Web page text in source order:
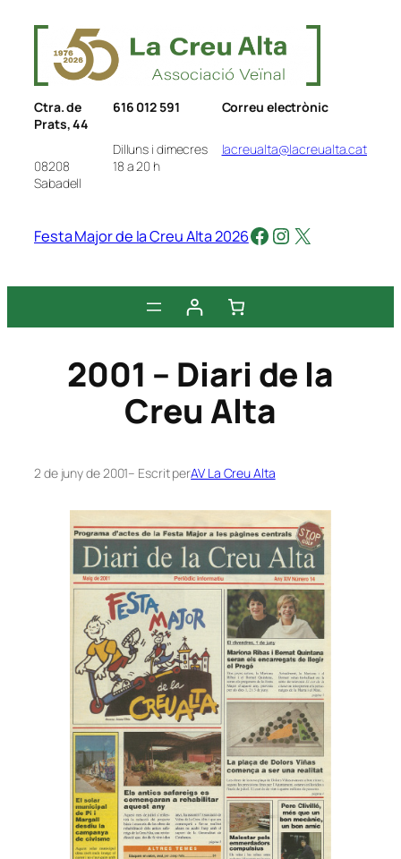
contingut
Ctra. de
Prats, 44
08208
Sabadell
616 012 591
Dilluns i dimecres
18 a 20 h
Correu electrònic
lacreualta@lacreualta.cat
Festa Major de la Creu Alta 2026Facebook
Instagram
X
2001 – Diari de la
Creu Alta
2 de juny de 2001– Escrit perAV La Creu Alta